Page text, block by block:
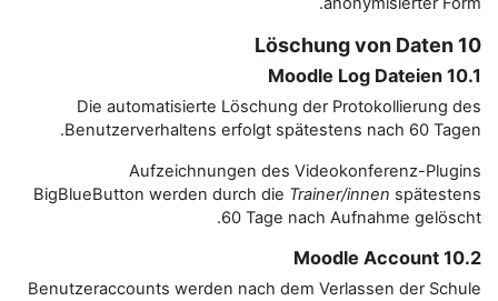
Die automatisierte
Benutzerverhaltens erfolgt
Aufzeichnungen
BigBlueButton werden durch die
60 Tage
Benutzeraccounts werden nach